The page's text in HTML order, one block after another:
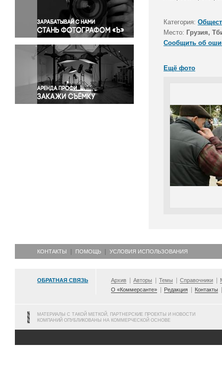
Правосудие
Происшествия и конфликты
Религия
Светская жизнь
Спорт
Экология
Экономика и бизнес
Категория:
Место: Грузия,
Сообщить об
Ещё фото
КОНТАКТЫ ПОМОЩЬ УСЛОВИЯ ИСПОЛЬЗОВАНИЯ
ОБРАТНАЯ СВЯЗЬ Архив Авторы Темы Справочники
О «Коммерсанте»
Редакция Контакты
МАТЕРИАЛЫ С ТАКОЙ МЕТКОЙ, ПАРТНЕРСКИЕ ПРОЕКТЫ И НОВОСТИ
КОМПАНИЙ ОПУБЛИКОВАНЫ НА КОММЕРЧЕСКОЙ ОСНОВЕ